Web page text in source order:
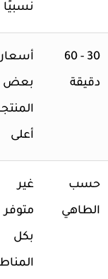
نسبيًا
30 - 60 أسعار
بعض
المنتجات
متوفر
المناطق